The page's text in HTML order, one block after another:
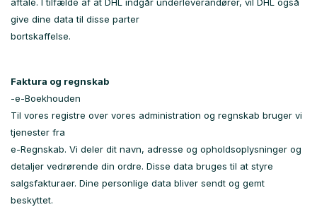
give dine data til disse parter
bortskaffelse.
Faktura og regnskab
-e-Boekhouden
Til vores registre over vores administration og regnskab bruger vi
tjenester fra
e-Regnskab. Vi deler dit navn, adresse og opholdsoplysninger og
detaljer vedrørende din ordre. Disse data bruges til at styre
salgsfakturaer. Dine personlige data bliver sendt og gemt
beskyttet.